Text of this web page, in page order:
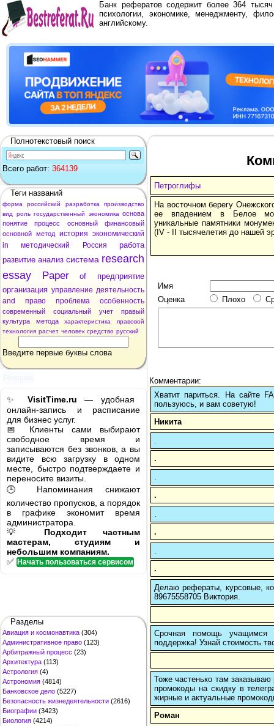
Банк рефератов содержит более 364
психологии, экономике, менеджменту,
английскому.
Полнотекстовый поиск
Всего работ: 364139
Теги названий
форма российский разработка
производство
вид
роль государственный экономика основа
понятие
процесс основный
финансовый
основной метод история экономический
in
методический Россия
работа
развитие анализ система research
essay
Paper of
предприятие
организация управление деятельность
and
право проблема особенность
современный социальный учет
правый
культура
метода характеристика
правовой
технология расчет человек средство русский
Введите первые буквы слова
✨ VisitTime.ru — удобная
онлайн-запись и расписание
для бизнес услуг.
📅 Клиенты сами выбирают
свободное время и
записываются без звонков, а вы
видите всю загрузку в одном
месте, быстро подтверждаете и
переносите визиты.
🕒 Напоминания снижают
количество пропусков, а порядок
в графике экономит время
администратора.
💡 Подходит частным
мастерам, студиям и
небольшим компаниям.
✅ Начать пользоваться сервисом
Разделы
Авиация и космонавтика (304)
Административное право (123)
Арбитражный процесс (23)
Архитектура (113)
Астрология (4)
Астрономия (4814)
Банковское дело (5227)
Безопасность жизнедеятельности (2616)
Биографии (3423)
Биология (4214)
Петроглифы
На восточном берегу
ее впадением в Белое
уникальные памятники
(IV - II тысячелетия до нашей
Имя
Оценка
Плохо
Комментарии:
Хватит париться. На сайте
пользуюсь, и вам советую!
Никита
.
.
.
.
Делаю рефераты, курсовые,
89675558705 Виктория.
Срочная помощь учащимся в
поддержка! Узнай стоимость
Тоже частенько там
промокоды на скидку в
жирные и актуальные
Роман